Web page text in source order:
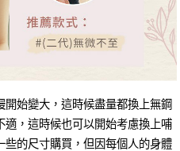
始變大，這時候盡量都換上無鋼
適，這時候也可以開始考慮換上哺
的尺寸購買，但因每個人的身體